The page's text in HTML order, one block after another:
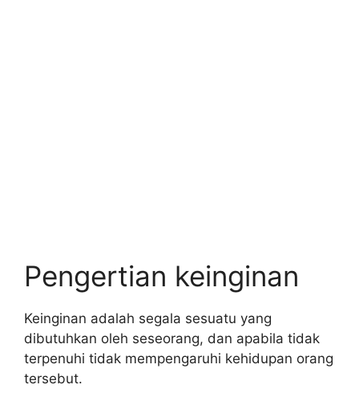
Pengertian keinginan
Keinginan adalah segala sesuatu yang
dibutuhkan oleh seseorang, dan apabila tidak
terpenuhi tidak mempengaruhi kehidupan orang
tersebut.